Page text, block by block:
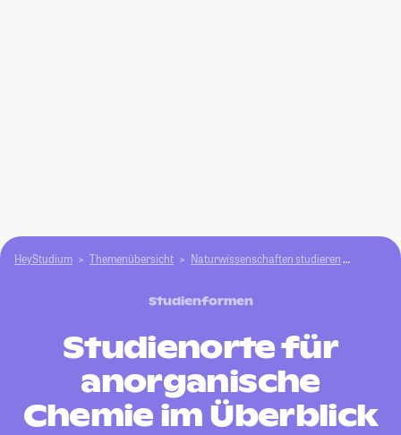
HeyStudium Themenübersicht Natur­wissenschaften studieren
Studienformen
Studienorte für
anorganische
Chemie im Überblick